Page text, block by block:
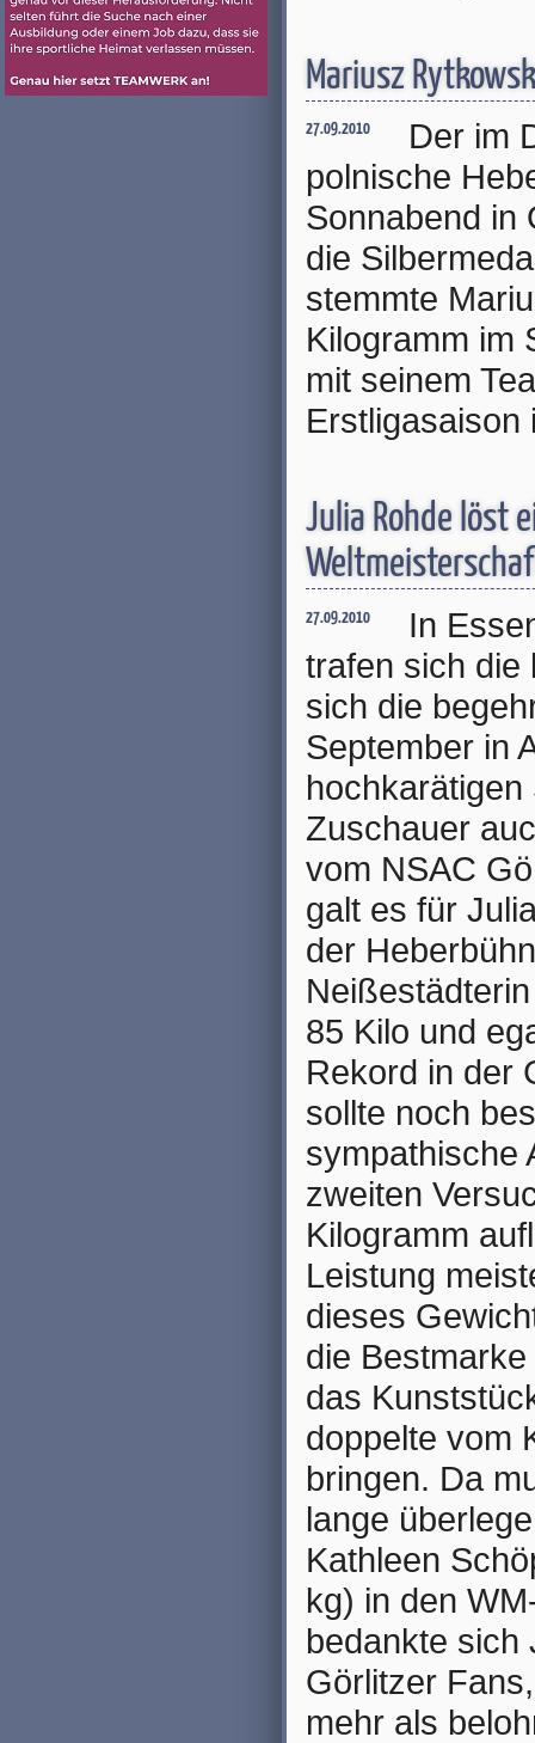
Mariusz
27.09.2010
Der im
polnische
Sonnabend in
die
stemmte
Kilogramm im
mit seinem
Erstligasaison
Julia Rohde löst
27.09.2010
In
trafen sich die
sich die
September in
Zuschauer
vom NSAC
galt es für
der
85 Kilo und
Rekord in der
sollte noch
sympathische
zweiten
Kilogramm
Leistung
dieses
die
das
doppelte vom
bringen. Da
lange
Kathleen
kg) in den
bedankte sich
Görlitzer
mehr als